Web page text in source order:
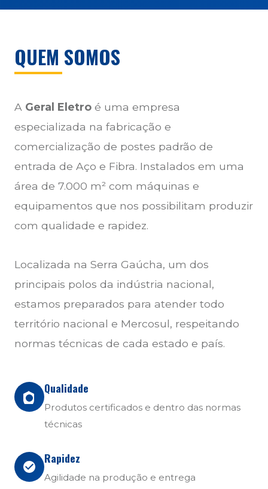
QUEM SOMOS
A Geral Eletro é uma empresa
especializada na fabricação e
comercialização de postes padrão de
entrada de Aço e Fibra. Instalados em uma
área de 7.000 m² com máquinas e
equipamentos que nos possibilitam produzir
com qualidade e rapidez.
Localizada na Serra Gaúcha, um dos
principais polos da indústria nacional,
estamos preparados para atender todo
território nacional e Mercosul, respeitando
normas técnicas de cada estado e país.
Qualidade
Produtos certificados e dentro das normas
técnicas
Rapidez
Agilidade na produção e entrega